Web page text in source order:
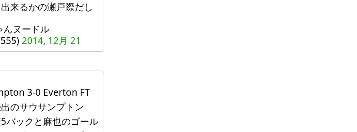
来るかの瀬戸際だし
ヌードル
2014, 12月 21
3-0 Everton FT
のサウサンプトン
バックと麻也のゴール